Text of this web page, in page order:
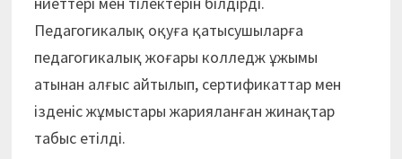
Педагогикалық оқуға қатысушыларға
педагогикалық жоғары колледж ұжымы
атынан алғыс айтылып, сертификаттар мен
ізденіс жұмыстары жарияланған жинақтар
табыс етілді.